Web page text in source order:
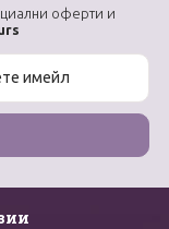
оферти и